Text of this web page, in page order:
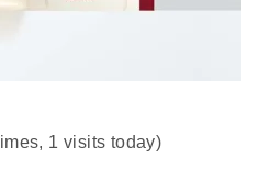
1 visits today)